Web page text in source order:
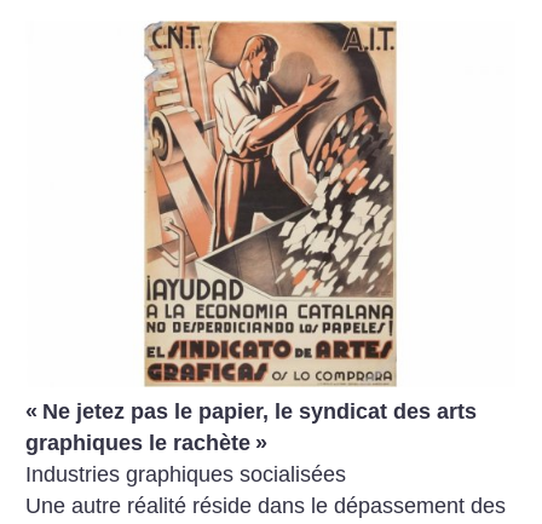
« Ne jetez pas le papier, le syndicat des arts
graphiques le rachète »
Industries graphiques socialisées
Une autre réalité réside dans le dépassement des